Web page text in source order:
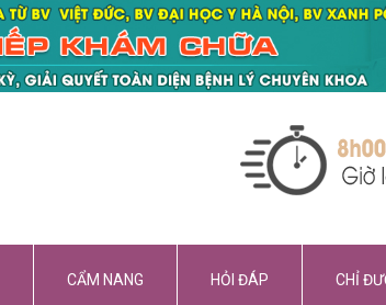
CẨM NANG HỎI ĐÁP CHỈ